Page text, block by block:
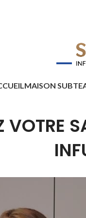
MAISON
VOTRE